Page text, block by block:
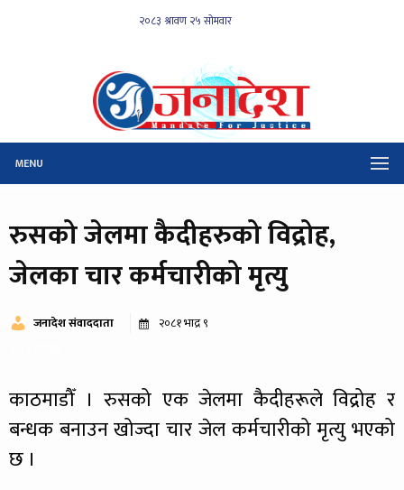
MENU
रुसको जेलमा कैदीहरुको विद्रोह,
जेलका चार कर्मचारीको मृत्यु
जनादेश संवाददाता २०८१ भाद्र ९
काठमाडौँ । रुसको एक जेलमा कैदीहरूले विद्रोह र
बन्धक बनाउन खोज्दा चार जेल कर्मचारीको मृत्यु भएको
छ ।